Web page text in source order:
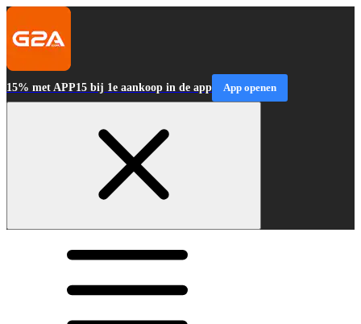
15% met APP15 bij 1e aankoop in de app App openen